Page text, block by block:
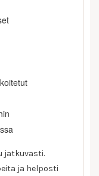
jatkuvasti.
ja helposti